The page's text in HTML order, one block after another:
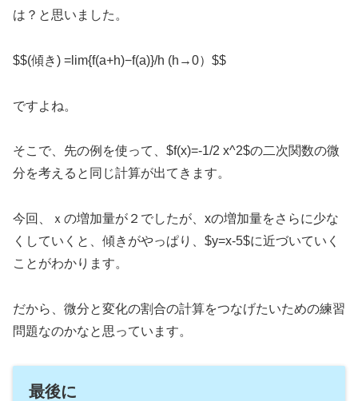
は？と思いました。
$$(傾き) =lim{f(a+h)−f(a)}/h (h→0）$$
ですよね。
そこで、先の例を使って、$f(x)=-1/2 x^2$の二次関数の微
分を考えると同じ計算が出てきます。
今回、ｘの増加量が２でしたが、xの増加量をさらに少な
くしていくと、傾きがやっぱり、$y=x-5$に近づいていく
ことがわかります。
だから、微分と変化の割合の計算をつなげたいための練習
問題なのかなと思っています。
最後に